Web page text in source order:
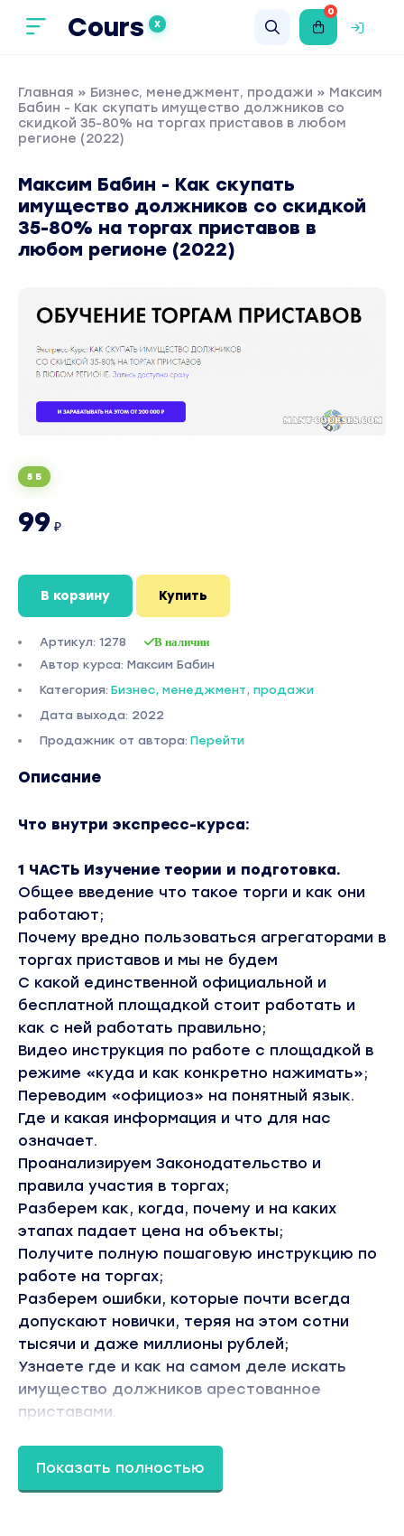
Cours X
0
Главная » Бизнес, менеджмент, продажи » Максим
Бабин - Как скупать имущество должников со
скидкой 35-80% на торгах приставов в любом
регионе (2022)
Максим Бабин - Как скупать
имущество должников со скидкой
35-80% на торгах приставов в
любом регионе (2022)
5 Б
99 ₽
В корзину Купить
Артикул: 1278 В наличии
Автор курса: Максим Бабин
Категория: Бизнес, менеджмент, продажи
Дата выхода: 2022
Продажник от автора: Перейти
Описание
Что внутри экспресс-курса:
1 ЧАСТЬ Изучение теории и подготовка.
Общее введение что такое торги и как они
работают;
Почему вредно пользоваться агрегаторами в
торгах приставов и мы не будем
С какой единственной официальной и
бесплатной площадкой стоит работать и
как с ней работать правильно;
Видео инструкция по работе с площадкой в
режиме «куда и как конкретно нажимать»;
Переводим «официоз» на понятный язык.
Где и какая информация и что для нас
означает.
Проанализируем Законодательство и
правила участия в торгах;
Разберем как, когда, почему и на каких
этапах падает цена на объекты;
Получите полную пошаговую инструкцию по
работе на торгах;
Разберем ошибки, которые почти всегда
допускают новички, теряя на этом сотни
тысячи и даже миллионы рублей;
Узнаете где и как на самом деле искать
имущество должников арестованное
приставами.
Показать полностью